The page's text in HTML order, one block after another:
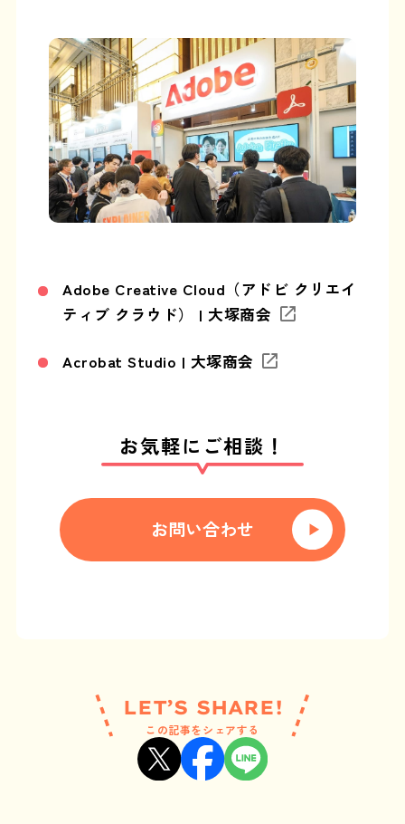
Adobe Creative Cloud（アドビ クリエイ
ティブ クラウド） | 大塚商会
Acrobat Studio | 大塚商会
お気軽にご相談！
お問い合わせ
LET’S SHARE!
この記事をシェアする